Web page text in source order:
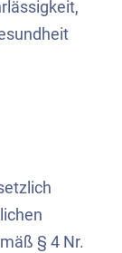
§ 4 Nr.